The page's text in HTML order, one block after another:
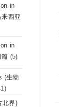
in
来西亚
in
(5)
(生物
北界)